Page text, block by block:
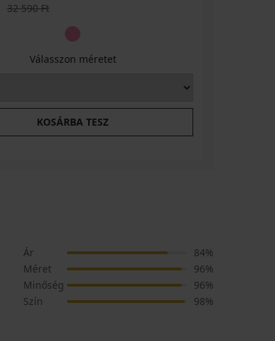
Eredeti ár
32 590 Ft
Válasszon méretet
KOSÁRBA TESZ
Ár
84%
Méret
96%
Minőség
96%
Szín
98%